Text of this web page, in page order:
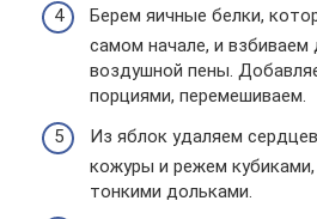
Берем яичные белки,
самом начале, и взбиваем
воздушной пены.
порциями, перемешиваем.
Из яблок удаляем
кожуры и режем
тонкими дольками.